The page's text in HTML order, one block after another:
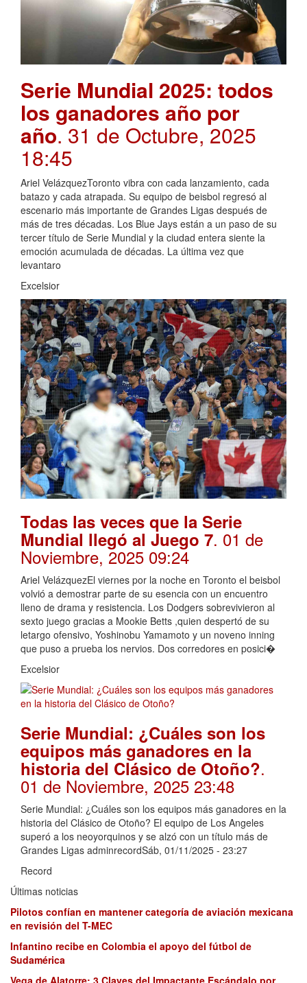
Serie Mundial 2025: todos
los ganadores año por
año. 31 de Octubre, 2025
18:45
Ariel VelázquezToronto vibra con cada lanzamiento, cada
batazo y cada atrapada. Su equipo de beisbol regresó al
escenario más importante de Grandes Ligas después de
más de tres décadas. Los Blue Jays están a un paso de su
tercer título de Serie Mundial y la ciudad entera siente la
emoción acumulada de décadas. La última vez que
levantaro
Excelsior
Todas las veces que la Serie
Mundial llegó al Juego 7. 01 de
Noviembre, 2025 09:24
Ariel VelázquezEl viernes por la noche en Toronto el beisbol
volvió a demostrar parte de su esencia con un encuentro
lleno de drama y resistencia. Los Dodgers sobrevivieron al
sexto juego gracias a Mookie Betts ,quien despertó de su
letargo ofensivo, Yoshinobu Yamamoto y un noveno inning
que puso a prueba los nervios. Dos corredores en posici�
Excelsior
Serie Mundial: ¿Cuáles son los
equipos más ganadores en la
historia del Clásico de Otoño?.
01 de Noviembre, 2025 23:48
Serie Mundial: ¿Cuáles son los equipos más ganadores en la
historia del Clásico de Otoño? El equipo de Los Angeles
superó a los neoyorquinos y se alzó con un título más de
Grandes Ligas adminrecordSáb, 01/11/2025 - 23:27
Record
Últimas noticias
Pilotos confían en mantener categoría de aviación mexicana
en revisión del T-MEC
Infantino recibe en Colombia el apoyo del fútbol de
Sudamérica
Vega de Alatorre: 3 Claves del Impactante Escándalo por